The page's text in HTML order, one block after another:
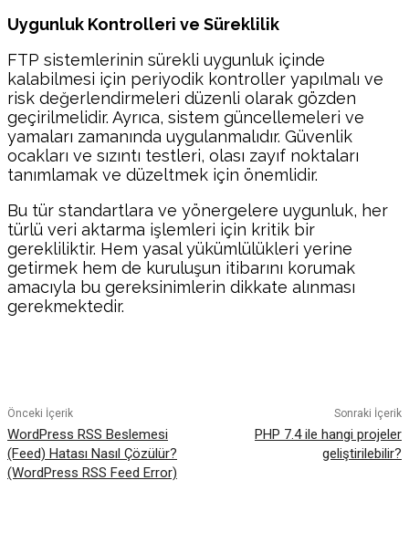
Uygunluk Kontrolleri ve Süreklilik
FTP sistemlerinin sürekli uygunluk içinde
kalabilmesi için periyodik kontroller yapılmalı ve
risk değerlendirmeleri düzenli olarak gözden
geçirilmelidir. Ayrıca, sistem güncellemeleri ve
yamaları zamanında uygulanmalıdır. Güvenlik
ocakları ve sızıntı testleri, olası zayıf noktaları
tanımlamak ve düzeltmek için önemlidir.
Bu tür standartlara ve yönergelere uygunluk, her
türlü veri aktarma işlemleri için kritik bir
gerekliliktir. Hem yasal yükümlülükleri yerine
getirmek hem de kuruluşun itibarını korumak
amacıyla bu gereksinimlerin dikkate alınması
gerekmektedir.
Önceki İçerik
WordPress RSS Beslemesi
(Feed) Hatası Nasıl Çözülür?
(WordPress RSS Feed Error)
Sonraki İçerik
PHP 7.4 ile hangi projeler
geliştirilebilir?